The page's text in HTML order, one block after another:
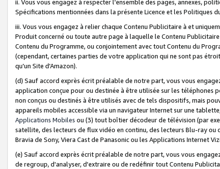
ii. Vous vous engagez à respecter l'ensemble des pages, annexes,
Spécifications mentionnées dans la présente Licence et les Politiques
iii. Vous vous engagez à relier chaque Contenu Publicitaire à et
Produit concerné ou toute autre page à laquelle le Contenu
Contenu du Programme, ou conjointement avec tout Contenu du
(cependant, certaines parties de votre application qui ne sont pas
qu'un Site d'Amazon).
(d) Sauf accord exprès écrit préalable de notre part, vous vous
application conçue pour ou destinée à être utilisée sur les téléphones
non conçus ou destinés à être utilisés avec de tels dispositifs, mais
appareils mobiles accessible via un navigateur Internet sur une
Applications Mobiles ou (3) tout boîtier décodeur de télévision (par
satellite, des lecteurs de flux vidéo en continu, des lecteurs Blu-ray
Bravia de Sony, Viera Cast de Panasonic ou les Applications Internet
(e) Sauf accord exprès écrit préalable de notre part, vous vous
de regroup, d'analyser, d'extraire ou de redéfinir tout Contenu